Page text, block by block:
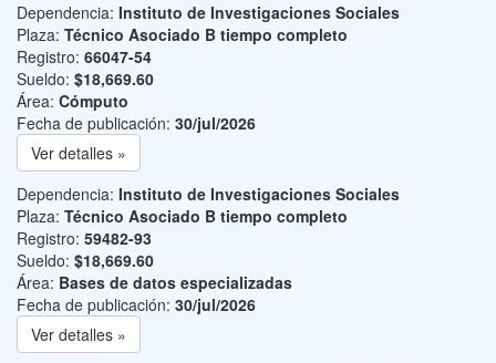
Dependencia: Instituto de Investigaciones Sociales
Plaza: Técnico Asociado B tiempo completo
Registro: 66047-54
Sueldo: $18,669.60
Área: Cómputo
Fecha de publicación: 30/jul/2026
Ver detalles »
Dependencia: Instituto de Investigaciones Sociales
Plaza: Técnico Asociado B tiempo completo
Registro: 59482-93
Sueldo: $18,669.60
Área: Bases de datos especializadas
Fecha de publicación: 30/jul/2026
Ver detalles »